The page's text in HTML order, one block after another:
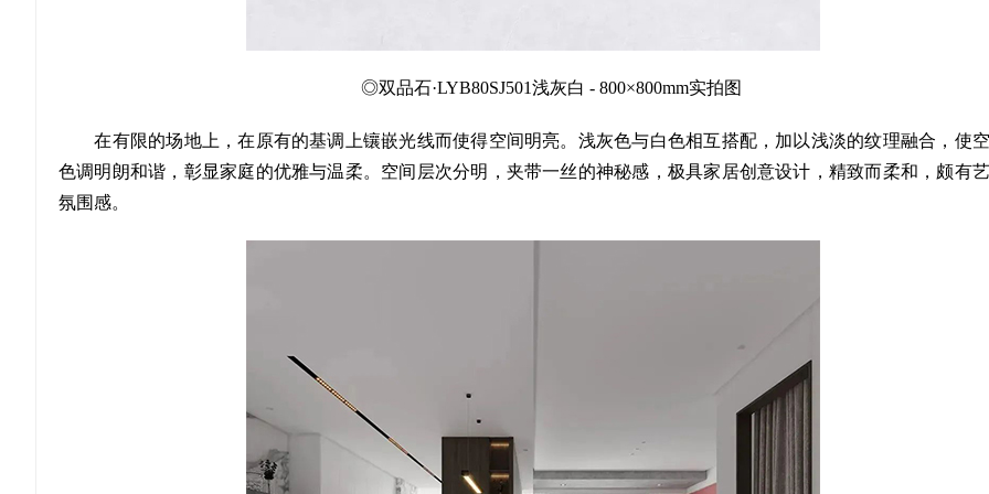
◎双品石·LYB80SJ501浅灰白 - 800×800mm实拍图
在有限的场地上，在原有的基调上镶嵌光线而使得空间明亮。浅灰色与白色相互搭配，加以浅淡的纹理融合，使
色调明朗和谐，彰显家庭的优雅与温柔。空间层次分明，夹带一丝的神秘感，极具家居创意设计，精致而柔和，颇有
氛围感。